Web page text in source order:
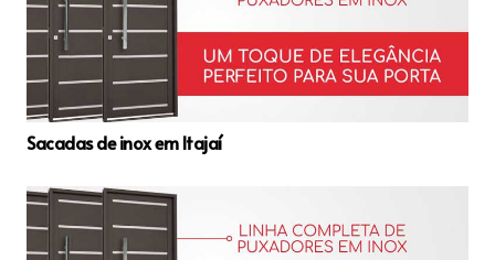
Sacadas de inox em Itajaí